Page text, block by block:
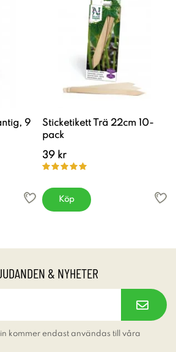
9
Sticketikett Trä 22cm 10-
pack
39 kr
Köp
& NYHETER
kommer endast användas till våra